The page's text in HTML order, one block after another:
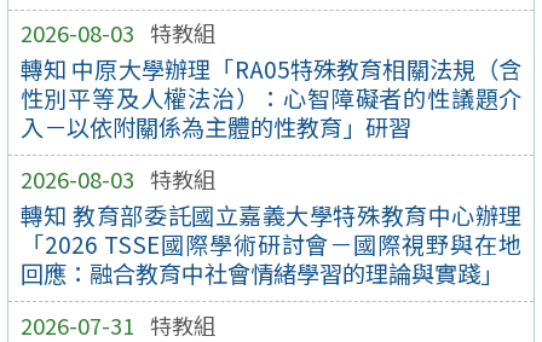
2026-08-03 特教組
轉知 中原大學辦理「RA05特殊教育相關法規（含
性別平等及人權法治）：心智障礙者的性議題介
入－以依附關係為主體的性教育」研習
2026-08-03 特教組
轉知 教育部委託國立嘉義大學特殊教育中心辦理
「2026 TSSE國際學術研討會－國際視野與在地
回應：融合教育中社會情緒學習的理論與實踐」
2026-07-31 特教組